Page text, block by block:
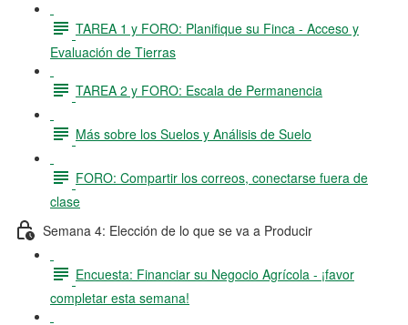
TAREA 1 y FORO: Planifique su Finca - Acceso y
Evaluación de Tierras
TAREA 2 y FORO: Escala de Permanencia
Más sobre los Suelos y Análisis de Suelo
FORO: Compartir los correos, conectarse fuera de
clase
Semana 4: Elección de lo que se va a Producir
Encuesta: Financiar su Negocio Agrícola - ¡favor
completar esta semana!